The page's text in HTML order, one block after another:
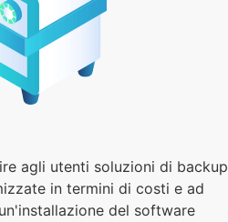
agli utenti soluzioni di backup
in termini di costi e ad
del software